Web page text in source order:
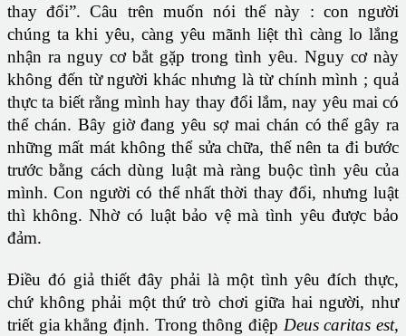
thay đổi”. Câu trên muốn nói thế này : con người
chúng ta khi yêu, càng yêu mãnh liệt thì càng lo lắng
nhận ra nguy cơ bắt gặp trong tình yêu. Nguy cơ này
không đến từ người khác nhưng là từ chính mình ; quả
thực ta biết rằng mình hay thay đổi lắm, nay yêu mai có
thể chán. Bây giờ đang yêu sợ mai chán có thể gây ra
những mất mát không thể sửa chữa, thế nên ta đi bước
trước bằng cách dùng luật mà ràng buộc tình yêu của
mình. Con người có thể nhất thời thay đổi, nhưng luật
thì không. Nhờ có luật bảo vệ mà tình yêu được bảo
đảm.
Điều đó giả thiết đây phải là một tình yêu đích thực,
chứ không phải một thứ trò chơi giữa hai người, như
triết gia khẳng định. Trong thông điệp Deus caritas est,